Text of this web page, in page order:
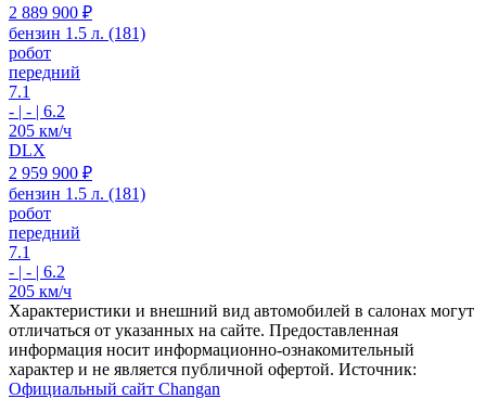
2 889 900 ₽
бензин 1.5 л. (181)
робот
передний
7.1
- | - | 6.2
205 км/ч
DLX
2 959 900 ₽
бензин 1.5 л. (181)
робот
передний
7.1
- | - | 6.2
205 км/ч
Характеристики и внешний вид автомобилей в салонах могут
отличаться от указанных на сайте. Предоставленная
информация носит информационно-ознакомительный
характер и не является публичной офертой. Источник:
Официальный сайт Changan